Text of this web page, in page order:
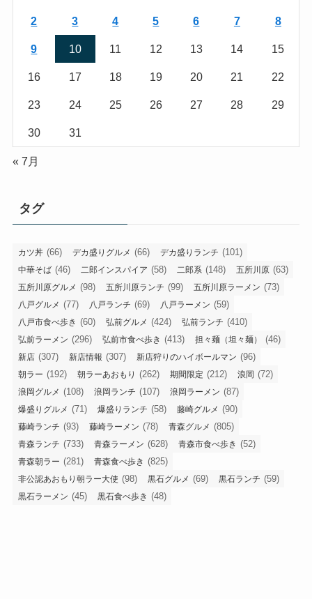
2 3 4 5 6 7 8
9 10 11 12 13 14 15
16 17 18 19 20 21 22
23 24 25 26 27 28 29
30 31
« 7月
タグ
カツ丼 (66) デカ盛りグルメ (66) デカ盛りランチ (101)
中華そば (46) 二郎インスパイア (58) 二郎系 (148) 五所川原 (63)
五所川原グルメ (98) 五所川原ランチ (99) 五所川原ラーメン (73)
八戸グルメ (77) 八戸ランチ (69) 八戸ラーメン (59)
八戸市食べ歩き (60) 弘前グルメ (424) 弘前ランチ (410)
弘前ラーメン (296) 弘前市食べ歩き (413) 担々麺（坦々麺） (46)
新店 (307) 新店情報 (307) 新店狩りのハイボールマン (96)
朝ラー (192) 朝ラーあおもり (262) 期間限定 (212) 浪岡 (72)
浪岡グルメ (108) 浪岡ランチ (107) 浪岡ラーメン (87)
爆盛りグルメ (71) 爆盛りランチ (58) 藤崎グルメ (90)
藤崎ランチ (93) 藤崎ラーメン (78) 青森グルメ (805)
青森ランチ (733) 青森ラーメン (628) 青森市食べ歩き (52)
青森朝ラー (281) 青森食べ歩き (825)
非公認あおもり朝ラー大使 (98) 黒石グルメ (69) 黒石ランチ (59)
黒石ラーメン (45) 黒石食べ歩き (48)